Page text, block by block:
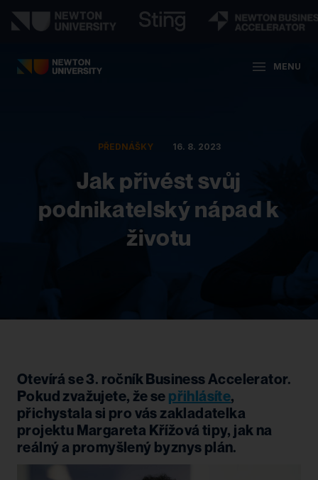
MENU
PŘEDNÁŠKY 16. 8. 2023
Jak přivést svůj
podnikatelský nápad k
životu
Otevírá se 3. ročník Business Accelerator.
Pokud zvažujete, že se přihlásíte,
přichystala si pro vás zakladatelka
projektu Margareta Křížová tipy, jak na
reálný a promyšlený byznys plán.